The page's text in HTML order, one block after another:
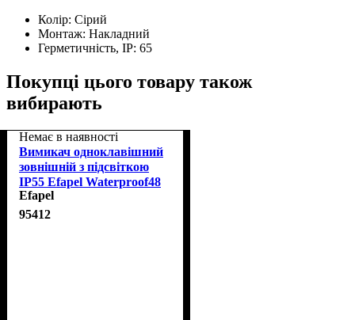
Колір: Сірий
Монтаж: Накладний
Герметичність, IP: 65
Покупці цього товару також
вибирають
Немає в наявності
Вимикач одноклавішний
зовнішній з підсвіткою
IP55 Efapel Waterproof48
сірий (48012 CCZ)
Efapel
95412